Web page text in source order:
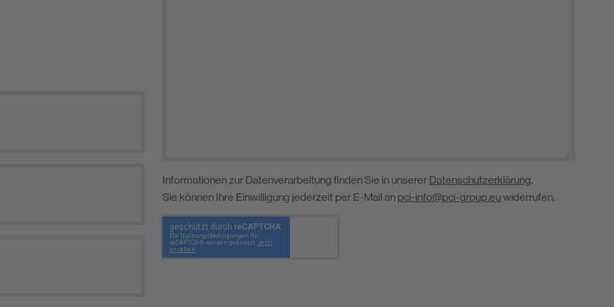
Informationen zur Datenverarbeitung finden Sie in unserer Datenschutzerklärung.
Sie können Ihre Einwilligung jederzeit per E-Mail an pci-info@pci-group.euwiderrufen.